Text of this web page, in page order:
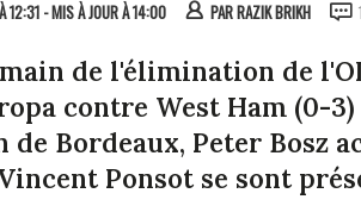
12:31 - MIS À JOUR À 14:00 PARRAZIK BRIKH
de l'élimination de
contre West Ham (0-
de Bordeaux, Peter Bosz
Ponsot se sont